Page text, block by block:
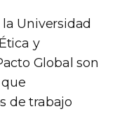
Universidad
y
Global son
de trabajo